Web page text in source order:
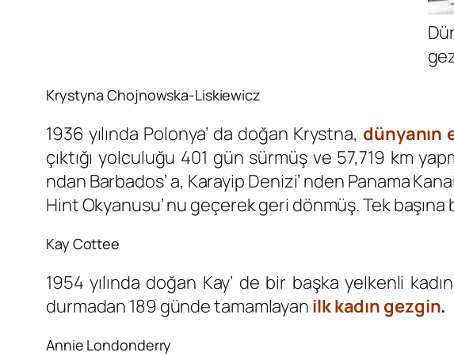
Krystyna Chojnowska-Liskiewicz
1936 yılında Polonya’ da doğan Krystna, dünyanın
çıktığı yolculuğu 401 gün sürmüş ve 57,719 km
ndan Barbados’ a, Karayip Denizi’ nden Panama
Hint Okyanusu’ nu geçerek geri dönmüş. Tek
Kay Cottee
1954 yılında doğan Kay’ de bir başka yelkenli
durmadan 189 günde tamamlayan ilk kadın gezgin.
Annie Londonderry